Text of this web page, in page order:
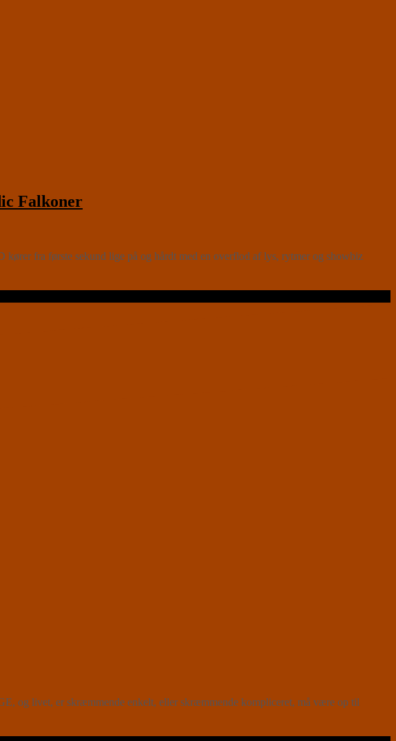
Falkoner
fra første sekund lige på og hårdt med en overflod af lys, rytmer og showbiz
og livet, er skræmmende enkelt, eller skræmmende kompliceret, må være op til